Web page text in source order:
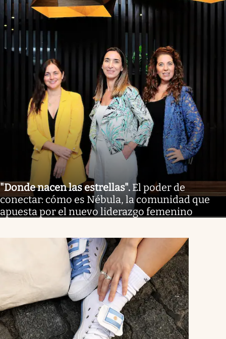
"Donde nacen las estrellas". El poder de
conectar: cómo es Nébula, la comunidad que
apuesta por el nuevo liderazgo femenino